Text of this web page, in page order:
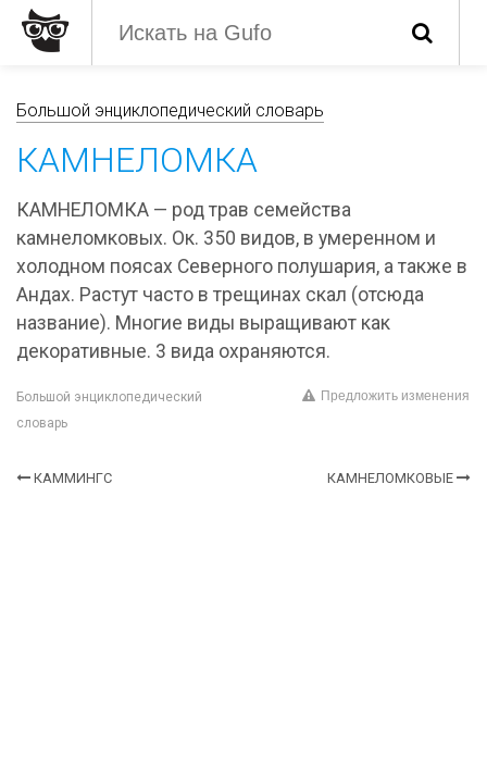
Большой энциклопедический словарь
КАМНЕЛОМКА
КАМНЕЛОМКА — род трав семейства
камнеломковых. Ок. 350 видов, в умеренном и
холодном поясах Северного полушария, а также в
Андах. Растут часто в трещинах скал (отсюда
название). Многие виды выращивают как
декоративные. 3 вида охраняются.
Большой энциклопедический
словарь
Предложить изменения
КАММИНГС КАМНЕЛОМКОВЫЕ